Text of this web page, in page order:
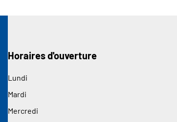
Horaires d'ouverture
Lundi
Mardi
Mercredi